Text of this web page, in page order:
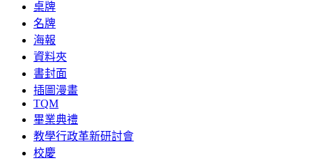
桌牌
名牌
海報
資料夾
書封面
插圖漫畫
TQM
畢業典禮
教學行政革新研討會
校慶